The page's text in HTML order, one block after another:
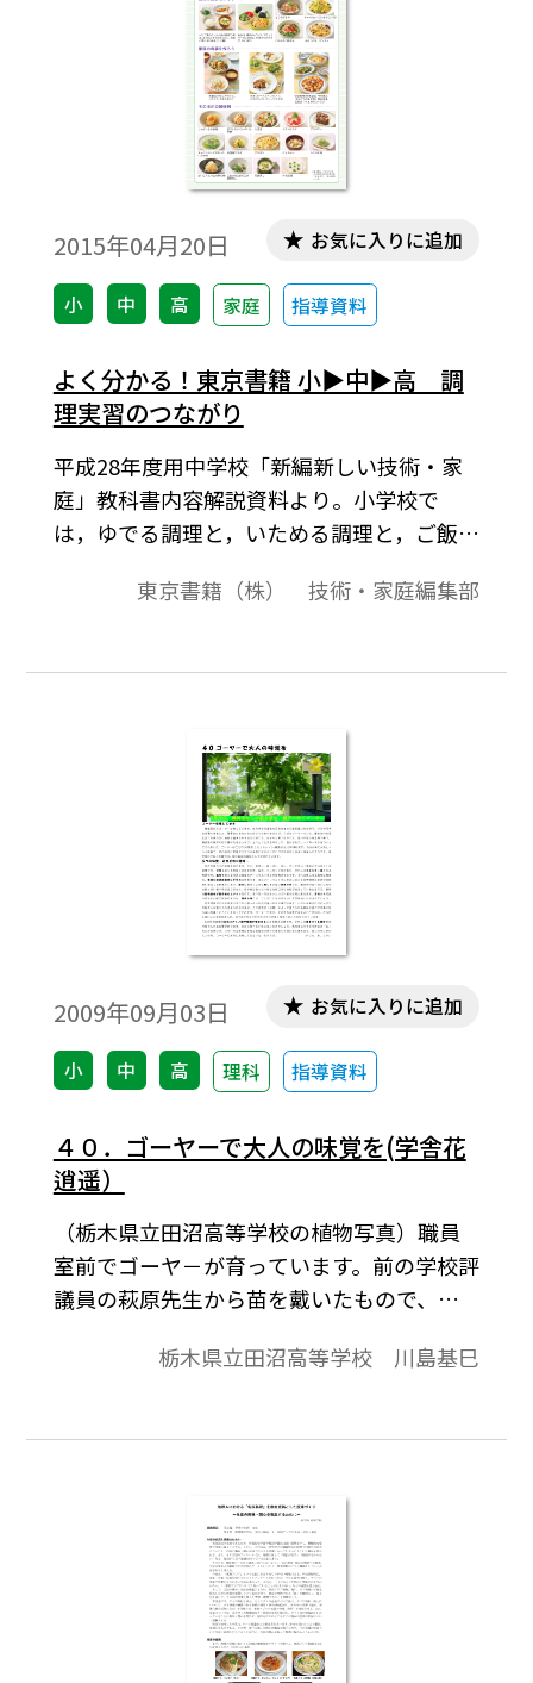
2015年04月20日
小 中 高 家庭 指導資料
お気に入りに追加
よく分かる！東京書籍 小▶中▶高 調
理実習のつながり
平成28年度用中学校「新編新しい技術・家
庭」教科書内容解説資料より。小学校で
は，ゆでる調理と，いためる調理と，ご飯と
でる調理，いためる調理に加えて，煮る調
は，調理方法や使用する食品が更に広がり
東京書籍（株） 技術・家庭編集部
2009年09月03日
小 中 高 理科 指導資料
お気に入りに追加
４０．ゴーヤーで大人の味覚を(学舎花
逍遥）
（栃木県立田沼高等学校の植物写真）職員
室前でゴーヤ－が育っています。前の学校評
議員の萩原先生から苗を戴いたもので、休
のものほどではありませんが、立派なゴー
栃木県立田沼高等学校 川島基巳